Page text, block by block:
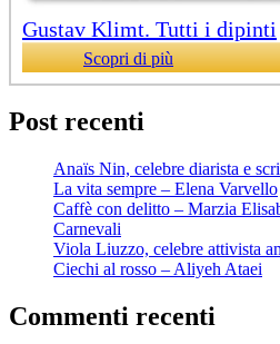
Gustav Klimt. Tutti i dipinti
Scopri di più
Post recenti
Anaïs Nin, celebre diarista e
La vita sempre – Elena Varvello
Caffè con delitto – Marzia
Carnevali
Viola Liuzzo, celebre attivista
Ciechi al rosso – Aliyeh Ataei
Commenti recenti